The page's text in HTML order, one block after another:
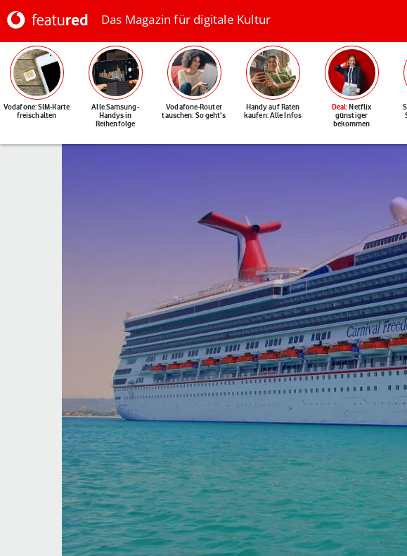
Das Magazin für digitale Kultur
Vodafone: SIM-Karte
freischalten
Alle Samsung-
Handys in
Reihenfolge
Vodafone-Router
tauschen: So geht's
Handy auf Raten
kaufen: Alle Infos
Deal: Netflix
günstiger
bekommen